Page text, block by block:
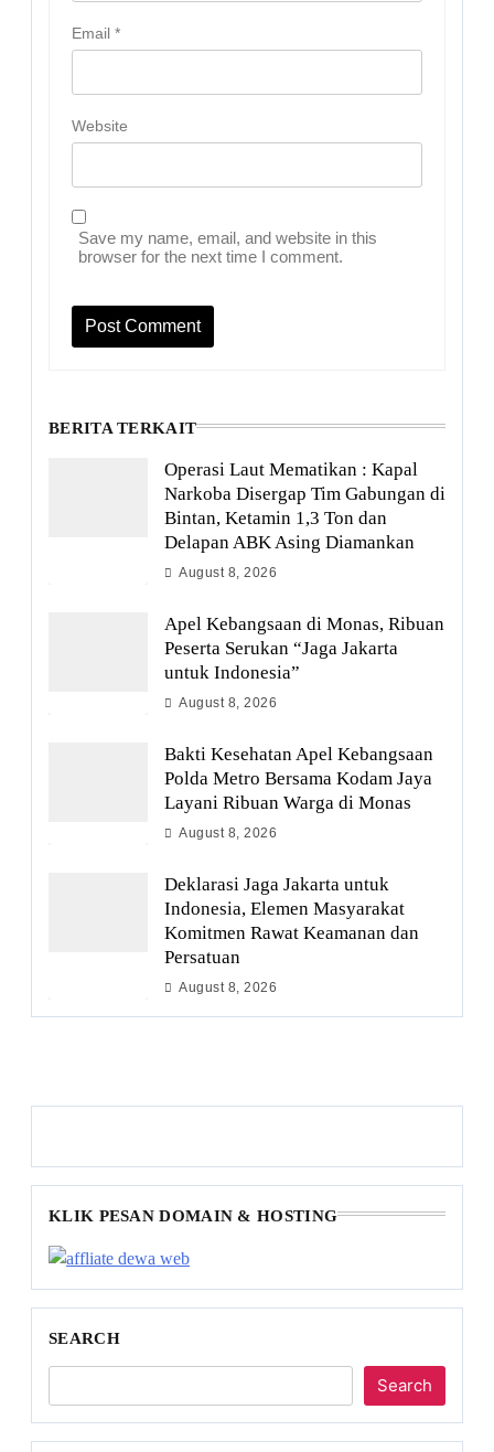
Email *
Website
Save my name, email, and website in this
browser for the next time I comment.
BERITA TERKAIT
Operasi Laut Mematikan : Kapal
Narkoba Disergap Tim Gabungan di
Bintan, Ketamin 1,3 Ton dan
Delapan ABK Asing Diamankan
August 8, 2026
Apel Kebangsaan di Monas, Ribuan
Peserta Serukan “Jaga Jakarta
untuk Indonesia”
August 8, 2026
Bakti Kesehatan Apel Kebangsaan
Polda Metro Bersama Kodam Jaya
Layani Ribuan Warga di Monas
August 8, 2026
Deklarasi Jaga Jakarta untuk
Indonesia, Elemen Masyarakat
Komitmen Rawat Keamanan dan
Persatuan
August 8, 2026
KLIK PESAN DOMAIN & HOSTING
SEARCH
Search